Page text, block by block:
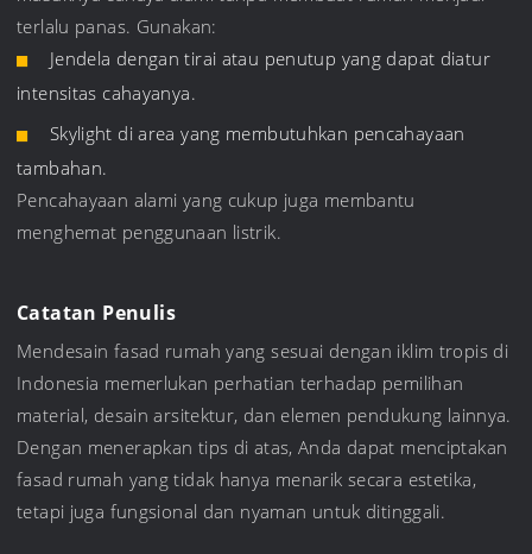
terlalu panas. Gunakan:
Jendela dengan tirai atau penutup yang dapat diatur
intensitas cahayanya.
Skylight di area yang membutuhkan pencahayaan
tambahan.
Pencahayaan alami yang cukup juga membantu
menghemat penggunaan listrik.
Catatan Penulis
Mendesain fasad rumah yang sesuai dengan iklim tropis di
Indonesia memerlukan perhatian terhadap pemilihan
material, desain arsitektur, dan elemen pendukung lainnya.
Dengan menerapkan tips di atas, Anda dapat menciptakan
fasad rumah yang tidak hanya menarik secara estetika,
tetapi juga fungsional dan nyaman untuk ditinggali.